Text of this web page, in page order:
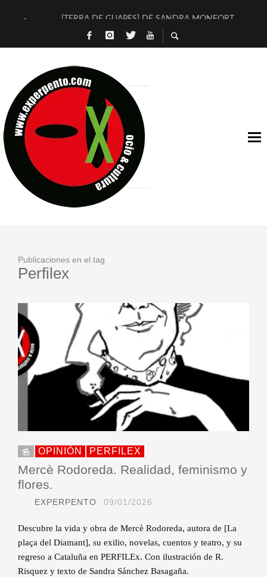
[TERRA DE GUAPES] DE SANDRA MONFORT
[ELECTRA JONDA] DE JUAN GUERRERO ZAMORA
30 AÑOS (NO ES NADA) DE LA KATARSIS DEL TOMATAZO
MILITARES JUDÍAS EN #EXVITA
D’BALDOMEROS REINVENTAN [BITÁCORA 3.0] EN EXVITA
MARSHALL FLASH PRESENTA EN EXVITA [RELATIVA
JOFRE BARDAGÍ EN EXVITA INTERPRETANDO A SERRAT
YORCH PRESENTA [CURSO DE ARMONÍA PERSECUTORIA]
Publicaciones en el tag
Perfilex
OPINIÓN PERFILEX
Mercè Rodoreda. Realidad, feminismo y
flores.
EXPERPENTO 09/01/2026
Descubre la vida y obra de Mercè Rodoreda, autora de [La
plaça del Diamant], su exilio, novelas, cuentos y teatro, y su
regreso a Cataluña en PERFILEx. Con ilustración de R.
Risquez y texto de Sandra Sánchez Basagaña.